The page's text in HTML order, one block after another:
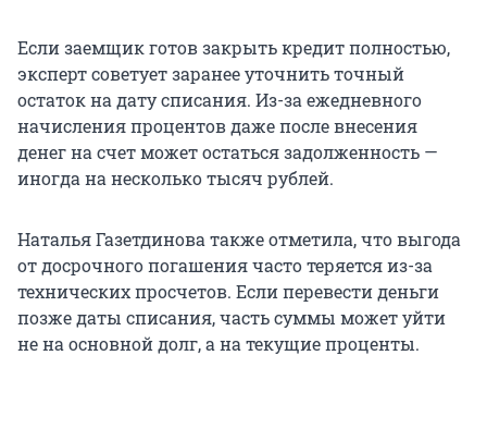
Если заемщик готов закрыть кредит полностью,
эксперт советует заранее уточнить точный
остаток на дату списания. Из-за ежедневного
начисления процентов даже после внесения
денег на счет может остаться задолженность —
иногда на несколько тысяч рублей.
Наталья Газетдинова также отметила, что выгода
от досрочного погашения часто теряется из-за
технических просчетов. Если перевести деньги
позже даты списания, часть суммы может уйти
не на основной долг, а на текущие проценты.